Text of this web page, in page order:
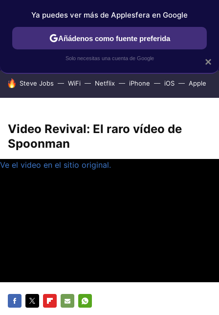
IPHONE TUTORIALES APPLESFERA SELECCIÓN
HOY SE HABLA DE
Steve Jobs WiFi Netflix iPhone iOS Apple
Video Revival: El raro vídeo de
Spoonman
Ve el video en el sitio original.
×
Ya puedes ver más de Applesfera en Google
Añádenos como fuente preferida
Solo necesitas una cuenta de Google